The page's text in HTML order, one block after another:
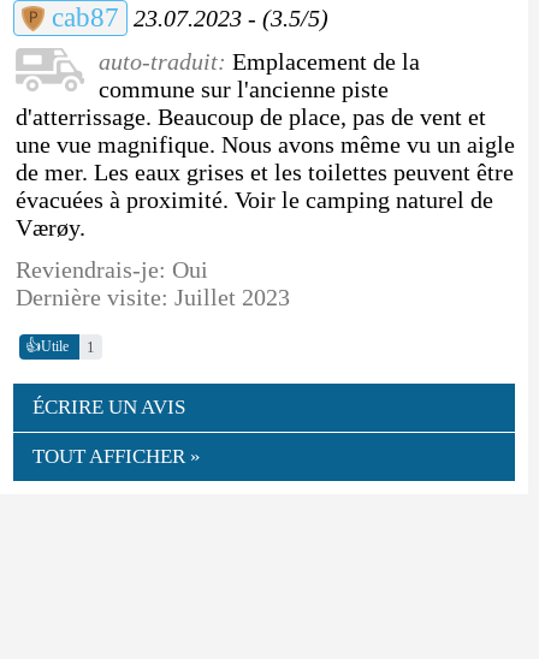
cab87 23.07.2023 - (3.5/5)
auto-traduit: Emplacement de la
commune sur l'ancienne piste
d'atterrissage. Beaucoup de place, pas de vent et
une vue magnifique. Nous avons même vu un aigle
de mer. Les eaux grises et les toilettes peuvent être
évacuées à proximité. Voir le camping naturel de
Værøy.
Reviendrais-je: Oui
Dernière visite: Juillet 2023
👍Utile 1
ÉCRIRE UN AVIS
TOUT AFFICHER »